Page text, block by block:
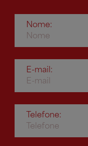
Nome:
E-mail:
Telefone: